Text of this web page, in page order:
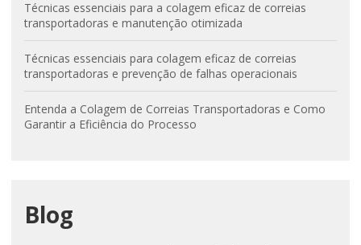
Técnicas essenciais para a colagem eficaz de correias
transportadoras e manutenção otimizada
Técnicas essenciais para colagem eficaz de correias
transportadoras e prevenção de falhas operacionais
Entenda a Colagem de Correias Transportadoras e Como
Garantir a Eficiência do Processo
Blog